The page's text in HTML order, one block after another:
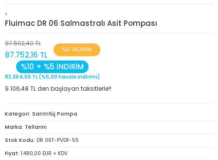
<
Fluimac DR 06 Salmastralı Asit Pompası
97.502,40 TL
87.752,16 TL
%10 İNDİRİM
%10 + %5 İNDİRİM
83.364,55 TL (%5,00 havale indirimi)
9.106,48 TL den başlayan taksitlerle!!
Kategori Santrifüj Pompa
Marka Tellarini
Stok Kodu DR 06T-PVDF-55
Fiyat 1.480,00 EUR + KDV